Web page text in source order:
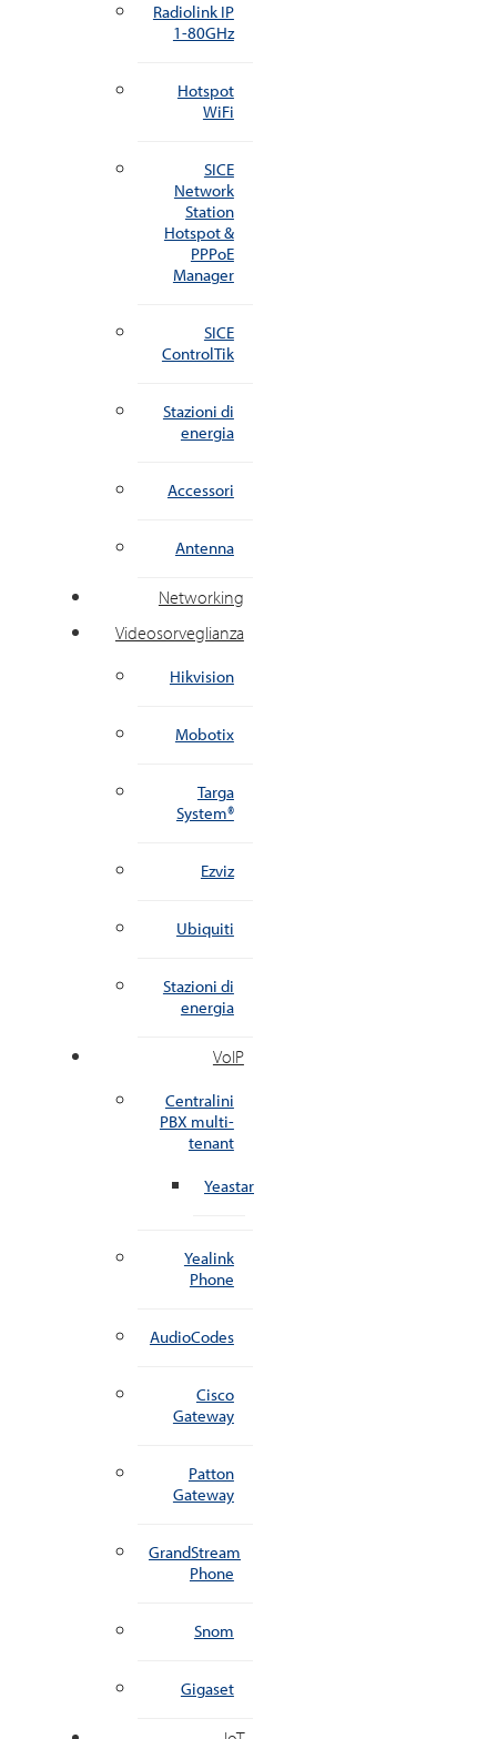
Radiolink IP
1-80GHz
Hotspot
WiFi
SICE
Network
Station
Hotspot &
PPPoE
Manager
SICE
ControlTik
Stazioni di
energia
Accessori
Antenna
Networking
Videosorveglianza
Hikvision
Mobotix
Targa
System®
Ezviz
Ubiquiti
Stazioni di
energia
VoIP
Centralini
PBX multi-
tenant
Yeastar
Yealink
Phone
AudioCodes
Cisco
Gateway
Patton
Gateway
GrandStream
Phone
Snom
Gigaset